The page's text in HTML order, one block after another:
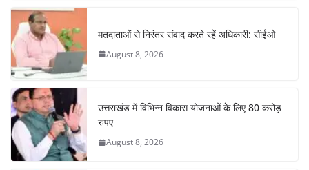
b
o
o
k
A
p
p
m n
मतदाताओं से निरंतर संवाद करते रहें अधिकारी: सीईओ
August 8, 2026
उत्तराखंड में विभिन्न विकास योजनाओं के लिए 80 करोड़
रुपए
August 8, 2026